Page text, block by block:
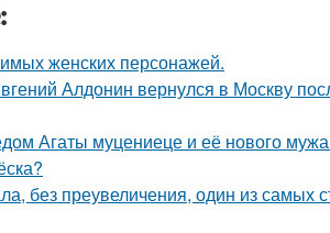
женских персонажей.
Алдонин вернулся в Москву
Агаты муцениеце и её нового
без преувеличения, один из самых